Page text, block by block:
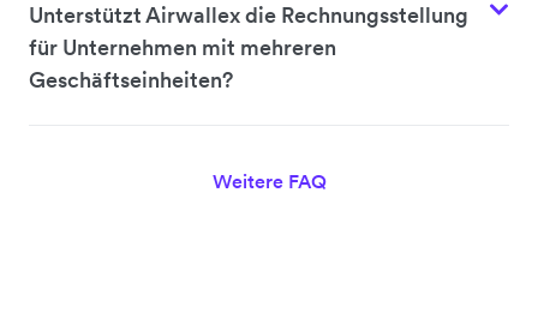
Unterstützt Airwallex die Rechnungsstellung
für Unternehmen mit mehreren
Geschäftseinheiten?
Weitere FAQ